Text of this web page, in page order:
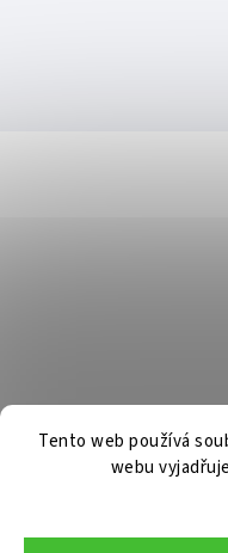
Tento web používá
webu